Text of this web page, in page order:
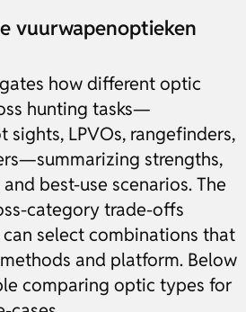
vuurwapenoptieken
how different optic
hunting tasks—
sights, LPVOs, rangefinders,
strengths,
best-use scenarios. The
category trade-offs
select combinations that
and platform. Below
comparing optic types for